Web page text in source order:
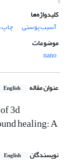
کلیدواژه‌ها
آسیب پوستی
موضوعات
nano
عنوان مقاله English
3d
healing: A
نویسندگان English